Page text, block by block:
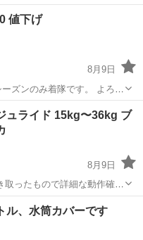
ズ用品
値下げ
8月9日
ライド 15kg〜36kg ブ
8月9日
取ったもので詳細な動作確認
調べたらサイトに説明書あ
りま
ル、水筒カバーです